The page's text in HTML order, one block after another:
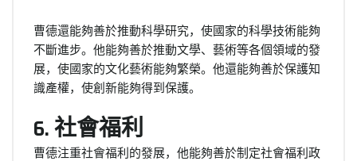
曹德還能夠善於推動科學研究，使國家的科學技術能夠
不斷進步。他能夠善於推動文學、藝術等各個領域的發
展，使國家的文化藝術能夠繁榮。他還能夠善於保護知
識產權，使創新能夠得到保護。
6. 社會福利
曹德注重社會福利的發展，他能夠善於制定社會福利政